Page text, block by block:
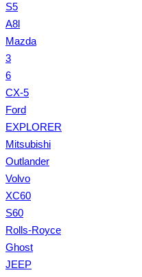
S5
A8l
Mazda
3
6
CX-5
Ford
EXPLORER
Mitsubishi
Outlander
Volvo
XC60
S60
Rolls-Royce
Ghost
JEEP